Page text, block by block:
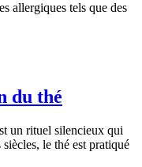
allergiques tels que des
du thé
un rituel silencieux qui
le thé est pratiqué